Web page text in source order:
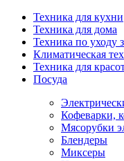
Техника для кухни
Техника для дома
Техника по уходу
Климатическая
Техника для
Посуда
Кофеварки,
Мясорубки
Блендеры
Миксеры